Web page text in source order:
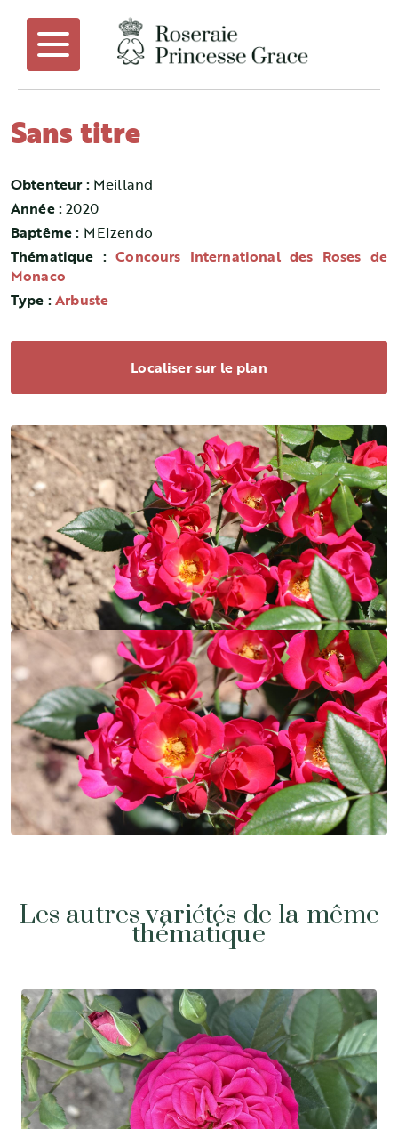
Sans titre
Obtenteur : Meilland
Année :2020
Baptême : MEIzendo
Thématique :Concours International des Roses de
Monaco
Type :Arbuste
Localiser sur le plan
Les autres variétés de la même
thématique